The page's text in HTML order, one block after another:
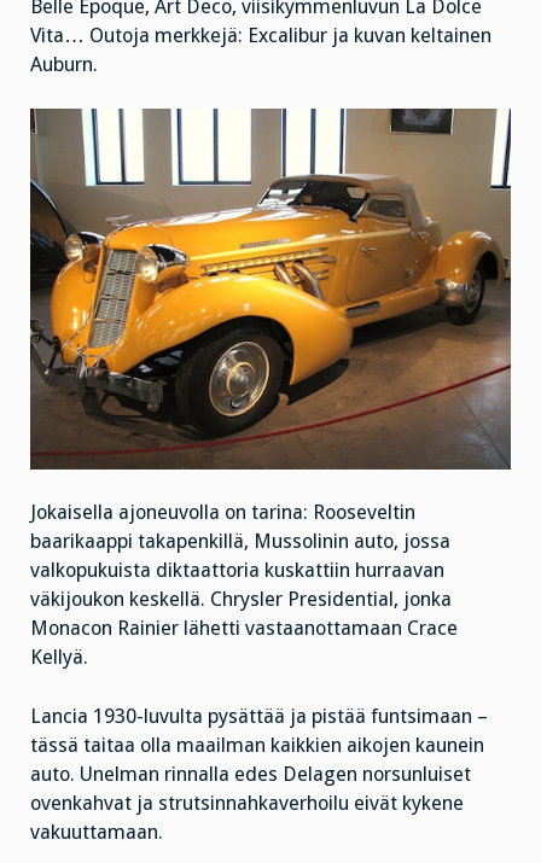
Belle Epoque, Art Deco, viisikymmenluvun La Dolce
Vita… Outoja merkkejä: Excalibur ja kuvan keltainen
Auburn.
Jokaisella ajoneuvolla on tarina: Rooseveltin
baarikaappi takapenkillä, Mussolinin auto, jossa
valkopukuista diktaattoria kuskattiin hurraavan
väkijoukon keskellä. Chrysler Presidential, jonka
Monacon Rainier lähetti vastaanottamaan Crace
Kellyä.
Lancia 1930-luvulta pysättää ja pistää funtsimaan –
tässä taitaa olla maailman kaikkien aikojen kaunein
auto. Unelman rinnalla edes Delagen norsunluiset
ovenkahvat ja strutsinnahkaverhoilu eivät kykene
vakuuttamaan.